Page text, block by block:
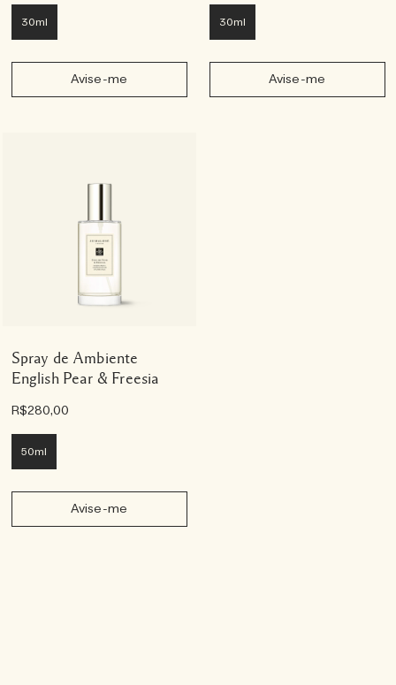
30ml
Avise-me
30ml
Avise-me
Spray de Ambiente
English Pear & Freesia
R$280,00
50ml
Avise-me